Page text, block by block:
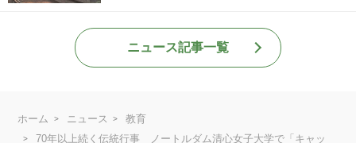
ニュース記事一覧
ホーム ニュース
教育
70年以上続く伝統行事 ノートルダム清心女子大学で「キャッ